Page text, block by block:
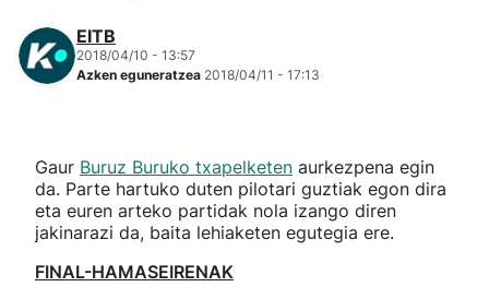
Atletismoa
Kirol gehiago
"Helmuga"
EITB
2018/04/10 - 13:57
Azken eguneratzea 2018/04/11 - 17:13
Gaur Buruz Buruko txapelketen aurkezpena egin
da. Parte hartuko duten pilotari guztiak egon dira
eta euren arteko partidak nola izango diren
jakinarazi da, baita lehiaketen egutegia ere.
FINAL-HAMASEIRENAK